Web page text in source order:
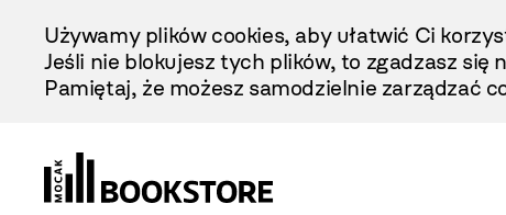
Treści
Używamy plików cookies, aby ułatwić Ci
Jeśli nie blokujesz tych plików, to zgadzasz
Pamiętaj, że możesz samodzielnie zarządzać